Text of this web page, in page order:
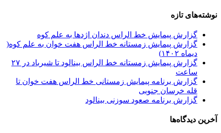
نوشته‌های تازه
گزارش پیمایش خط الراس دندان اژدها به علم کوه
گزارش پیمایش زمستانه خط الراس هفت خوان به علم کوه(
دیماه ۱۴۰۲)
گزارش پیمایش زمستانه خط الراس بینالود تا شیرباد در ۲۷
ساعت
گزارش برنامه پیمایش زمستانی خط الراس هفت خوان تا
قله خرسان جنوبی
گزارش برنامه صعود سوزنی بینالود
آخرین دیدگاه‌ها